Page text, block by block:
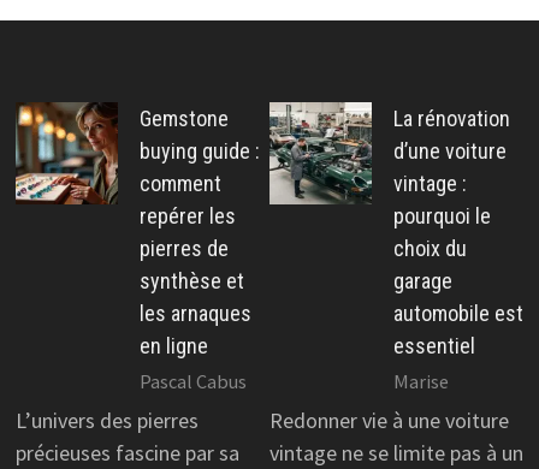
Gemstone
buying guide :
comment
repérer les
pierres de
synthèse et
les arnaques
en ligne
Pascal Cabus
L’univers des pierres
précieuses fascine par sa
La rénovation
d’une voiture
vintage :
pourquoi le
choix du
garage
automobile est
essentiel
Marise
Redonner vie à une voiture
vintage ne se limite pas à un